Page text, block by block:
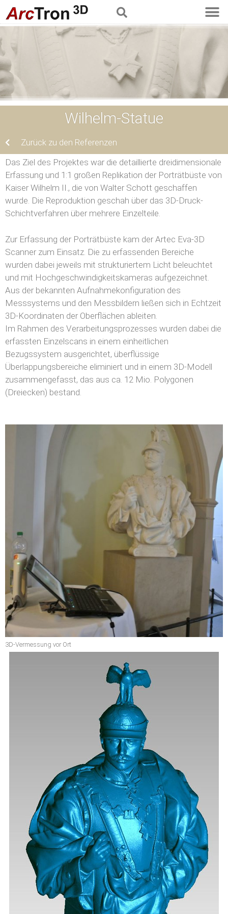
Wilhelm-Statue
Zurück zu den Referenzen
Das Ziel des Projektes war die detaillierte dreidimensionale
Erfassung und 1:1 großen Replikation der Porträtbüste von
Kaiser Wilhelm II., die von Walter Schott geschaffen
wurde. Die Reproduktion geschah über das 3D-Druck-
Schichtverfahren über mehrere Einzelteile.
Zur Erfassung der Porträtbüste kam der Artec Eva-3D
Scanner zum Einsatz. Die zu erfassenden Bereiche
wurden dabei jeweils mit strukturiertem Licht beleuchtet
und mit Hochgeschwindigkeitskameras aufgezeichnet.
Aus der bekannten Aufnahmekonfiguration des
Messsystems und den Messbildern ließen sich in Echtzeit
3D-Koordinaten der Oberflächen ableiten.
Im Rahmen des Verarbeitungsprozesses wurden dabei die
erfassten Einzelscans in einem einheitlichen
Bezugssystem ausgerichtet, überflüssige
Überlappungsbereiche eliminiert und in einem 3D-Modell
zusammengefasst, das aus ca. 12 Mio. Polygonen
(Dreiecken) bestand.
3D-Vermessung vor Ort